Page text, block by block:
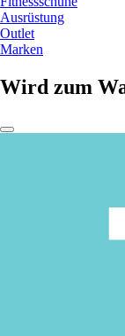
Ausrüstung
Outlet
Marken
Wird zum